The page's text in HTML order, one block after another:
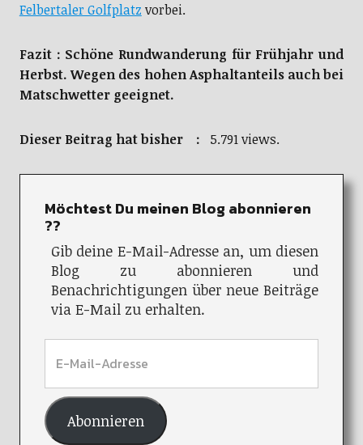
Felbertaler Golfplatz vorbei.
Fazit : Schöne Rundwanderung für Frühjahr und
Herbst. Wegen des hohen Asphaltanteils auch bei
Matschwetter geeignet.
Dieser Beitrag hat bisher : 5.791 views.
Möchtest Du meinen Blog abonnieren
??
Gib deine E-Mail-Adresse an, um diesen
Blog zu abonnieren und
Benachrichtigungen über neue Beiträge
via E-Mail zu erhalten.
Abonnieren